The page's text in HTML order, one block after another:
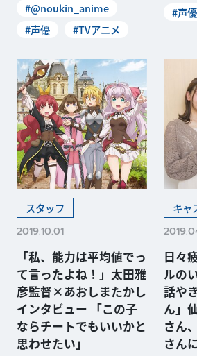
#@noukin_anime
#声優
#TVアニメ
#声優
スタッフ
2019.10.01
「私、能力は平均値でっ
て言ったよね！」太田雅
彦監督×あおしまたかし
インタビュー 「この子
ならチートでもいいかと
思わせたい」
キャ
日々
ルの
話や
ん」
さん
さん